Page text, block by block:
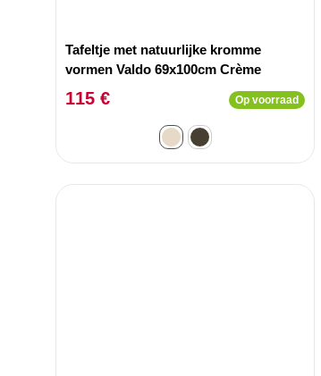
Tafeltje met natuurlijke kromme
vormen Valdo 69x100cm Crème
115 € Op voorraad